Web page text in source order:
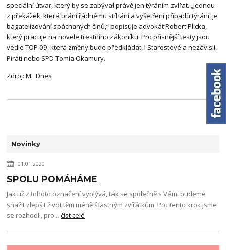
Novinky
01.01.2020
SPOLU POMÁHÁME
Jak už z tohoto označení vyplývá, tak se společně s Vámi budeme
snažit zlepšit život těm méně šťastným zvířátkům. Pro tento krok jsme
se rozhodli, pro...číst celé
speciální útvar, který by se zabýval právě jen týráním zvířat. „Jednou
z překážek, která brání řádnému stíhání a vyšetření případů týrání, je
bagatelizování spáchaných činů,“ popisuje advokát Robert Plicka,
který pracuje na novele trestního zákoníku. Pro přísnější testy jsou
vedle TOP 09, která změny bude předkládat, i Starostové a nezávislí,
Piráti nebo SPD Tomia Okamury.
Zdroj: MF Dnes